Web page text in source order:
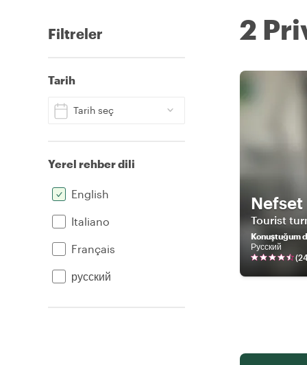
Filtreler
Tarih
Tarih seç
Yerel rehber dili
English
Italiano
Français
русский
2
Nefset
Tourist
Konuştuğum
Русский
(